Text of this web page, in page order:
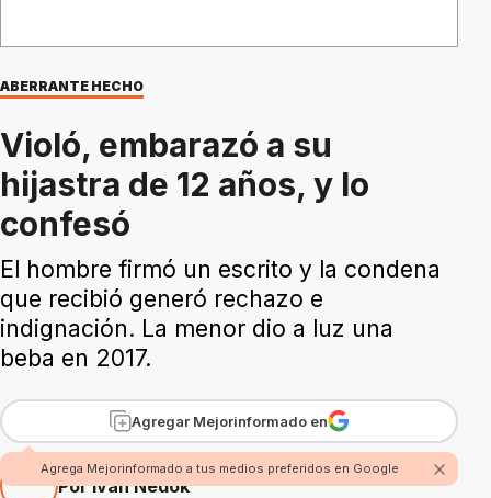
ABERRANTE HECHO
Violó, embarazó a su
hijastra de 12 años, y lo
confesó
El hombre firmó un escrito y la condena
que recibió generó rechazo e
indignación. La menor dio a luz una
beba en 2017.
Agregar Mejorinformado en
Agrega Mejorinformado a tus medios preferidos en Google
Por Iván Nedok